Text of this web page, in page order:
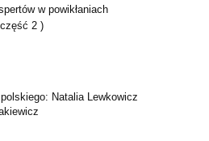
w powikłaniach
2 )
Natalia Lewkowicz